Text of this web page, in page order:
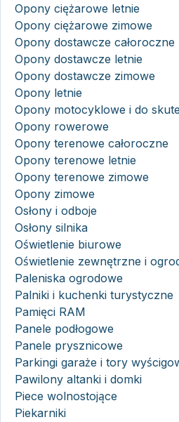
Opony ciężarowe letnie
Opony ciężarowe zimowe
Opony dostawcze całoroczne
Opony dostawcze letnie
Opony dostawcze zimowe
Opony letnie
Opony motocyklowe i do
Opony rowerowe
Opony terenowe całoroczne
Opony terenowe letnie
Opony terenowe zimowe
Opony zimowe
Osłony i odboje
Osłony silnika
Oświetlenie biurowe
Oświetlenie zewnętrzne i
Paleniska ogrodowe
Palniki i kuchenki turystyczne
Pamięci RAM
Panele podłogowe
Panele prysznicowe
Parkingi garaże i tory
Pawilony altanki i domki
Piece wolnostojące
Piekarniki